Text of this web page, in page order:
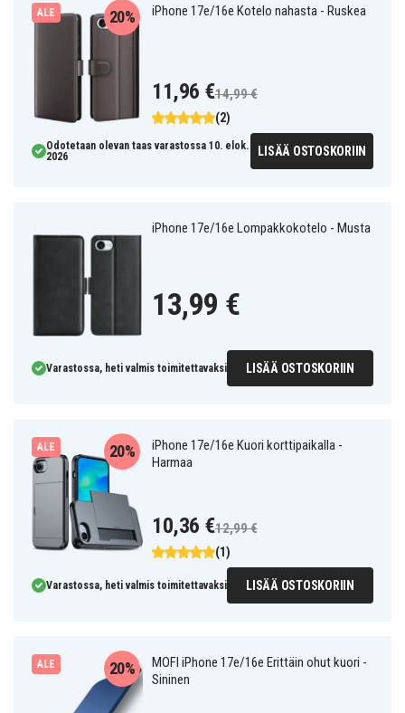
ALE iPhone 17e/16e Kotelo nahasta - Ruskea
(2)
20%
11,96 €14,99 €
Odotetaan olevan taas varastossa 10. elok.
2026
LISÄÄ OSTOSKORIIN
iPhone 17e/16e Lompakkokotelo - Musta
13,99 €
Varastossa, heti valmis toimitettavaksi LISÄÄ OSTOSKORIIN
ALE
iPhone 17e/16e Kuori korttipaikalla -
Harmaa
(1)
20%
10,36 €12,99 €
Varastossa, heti valmis toimitettavaksi LISÄÄ OSTOSKORIIN
ALE
MOFI iPhone 17e/16e Erittäin ohut kuori -
Sininen
20%